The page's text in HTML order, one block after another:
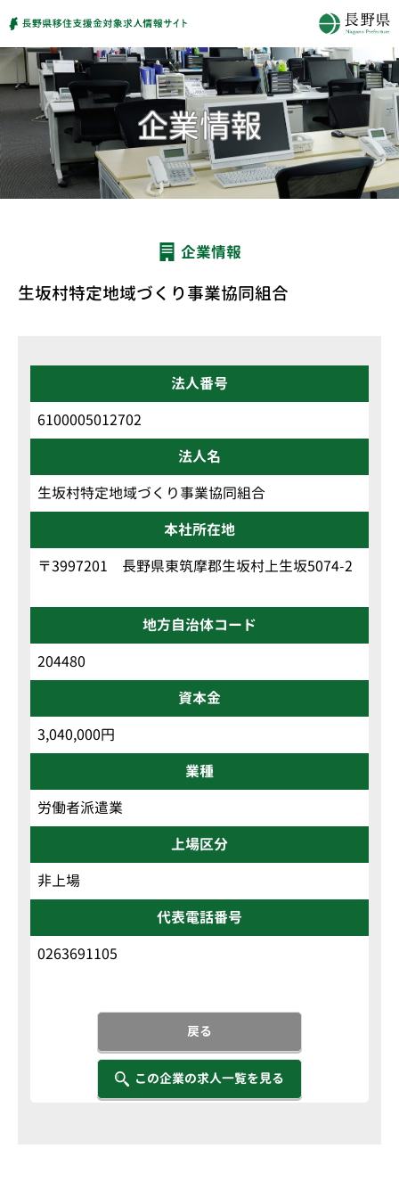
企業情報
生坂村特定地域づくり事業協同組合
法人番号
6100005012702
法人名
生坂村特定地域づくり事業協同組合
本社所在地
〒3997201 長野県東筑摩郡生坂村上生坂5074-2
地方自治体コード
204480
資本金
3,040,000円
業種
労働者派遣業
上場区分
非上場
代表電話番号
0263691105
戻る
この企業の求人一覧を見る